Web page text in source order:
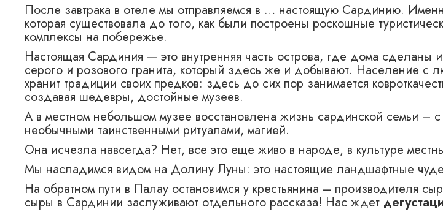
После завтрака в отеле мы отправляемся в … настоящую Сардинию.
которая существовала до того, как были построены роскошные
комплексы на побережье.
Настоящая Сардиния — это внутренняя часть острова, где дома сделаны
серого и розового гранита, который здесь же и добывают. Население с
хранит традиции своих предков: здесь до сих пор занимается
создавая шедевры, достойные музеев.
А в местном небольшом музее восстановлена жизнь сардинской семьи –
необычными таинственными ритуалами, магией.
Она исчезла навсегда? Нет, все это еще живо в народе, в культуре
Мы насладимся видом на Долину Луны: это настоящие ландшафтные
На обратном пути в Палау остановимся у крестьянина – производителя
сыры в Сардинии заслуживают отдельного рассказа! Нас ждет